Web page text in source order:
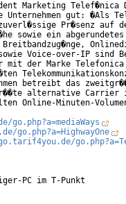
Marketing Telef�nica
gut: �Als
Pr�senz auf
sowie ein
Voice-over-IP sind
mit der Marke
betreibt das
alternative Carrier
Online-Minuten-
PC im T-Punkt